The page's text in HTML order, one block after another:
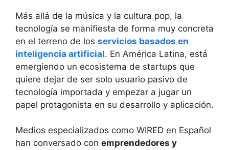
Más allá de la música y la cultura pop, la
tecnología se manifiesta de forma muy concreta
en el terreno de los servicios basados en
inteligencia artificial. En América Latina, está
emergiendo un ecosistema de startups que
quiere dejar de ser solo usuario pasivo de
tecnología importada y empezar a jugar un
papel protagonista en su desarrollo y aplicación.
Medios especializados como WIRED en Español
han conversado con emprendedores y